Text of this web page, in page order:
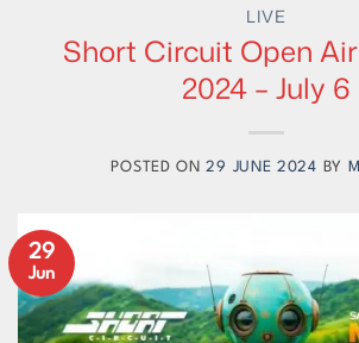
LIVE
Short Circuit Open
2024 – July 6
POSTED ON29 JUNE 2024 BY
29
Jun